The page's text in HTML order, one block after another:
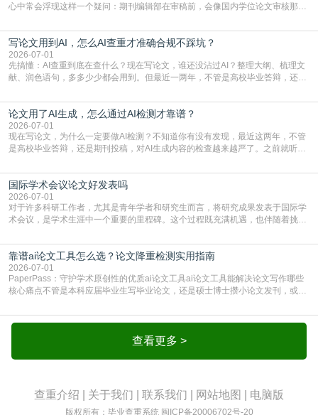
心中常会浮现这样一个疑问：期刊编辑部在审稿前，会像国内学位论文审核那
论文的初审通过率。实际上，SCI期刊对重复内容的审查是严谨投稿流程中不可
或缺的一环。本篇AEIC学术交流中心小编就为大家介绍“投稿SCI有查重吗”。
一、查重是标准流程答案是明确的：绝大多数S
写论文用到AI，怎么AI查重才准确合规不踩坑？
2026-07-01
先搞懂：AI查重到底在查什么？现在写论文，谁还没沾过AI？整理大纲、梳理文
献、润色语句，多多少少都会用到。但最近一两年，不管是高校毕业答辩，还是
须加做AI查重。很多人分不清，AI查重和普通查重到底有啥区别？这里说透：普
通查重查的是你的文字和已公开文献的重复比例，防的是抄袭；AI查重查的是你
的内容里，有多少是AI生成的，防的是过
论文用了AI生成，怎么通过AI检测才靠谱？
2026-07-01
现在写论文，为什么一定要做AI检测？不知道你有没有发现，最近这两年，不管
是高校毕业答辩，还是期刊投稿，对AI生成内容的检查越来越严了。之前就听身
要求修改，还差点被判定学术不规范，真的太冤了。现在国内多数高校和核心期
刊，都已经明确出台了相关规定：如果使用AI生成内容辅助写作，必须明确标
注，未标注的AI生成内容会被认定为不符合学
国际学术会议论文好发表吗
2026-07-01
对于许多科研工作者，尤其是青年学者和研究生而言，将研究成果发表于国际学
术会议，是学术生涯中一个重要的里程碑。这个过程既充满机遇，也伴随着挑
疑问：国际学术会议论文到底好不好发表？其价值和难度究竟如何衡量。本篇
AEIC学术交流中心小编就为大家介绍“国际学术会议论文好发表吗”。一、会议论
文发表的相对优势与期刊论文相比，国际会议论文的发
靠谱ai论文工具怎么选？论文降重检测实用指南
2026-07-01
PaperPass：守护学术原创性的优质ai论文工具ai论文工具能解决论文写作哪些
核心痛点不管是本科应届毕业生写毕业论文，还是硕士博士攒小论文发刊，或是
自己逐句读逐句改，熬好几个大夜不说，还经常改不到点上，交上去才发现重复
率超标，再返工太折腾。现在有了成熟的ai论文工具，这些痛点基本都能高效解
决。靠谱的ai论文工具，不止能帮你梳查看更多 >
查重介绍 关于我们 联系我们 网站地图 电脑版
版权所有：毕业查重系统 闽ICP备20006702号-20